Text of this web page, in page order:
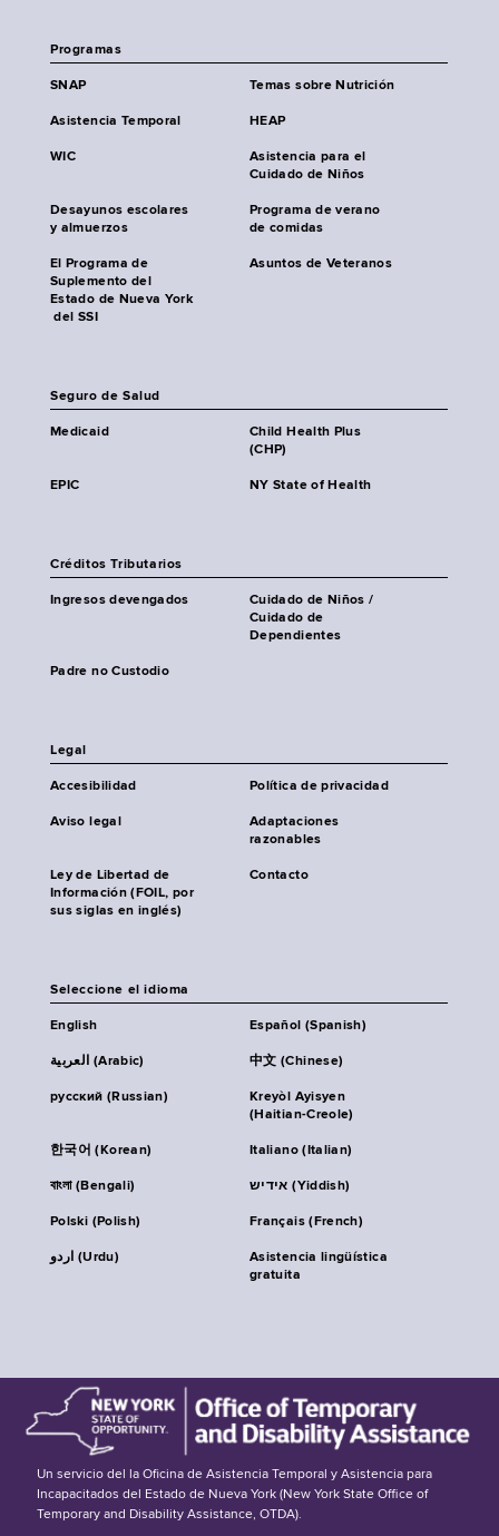
Programas
SNAP Temas sobre Nutrición
Asistencia Temporal HEAP
WIC
Asistencia para el
Cuidado de Niños
Desayunos escolares
y almuerzos
Programa de verano
de comidas
El Programa de
Suplemento del
Estado de Nueva York
del SSI
Asuntos de Veteranos
Seguro de Salud
Medicaid
Child Health Plus
(CHP)
EPIC NY State of Health
Créditos Tributarios
Ingresos devengados
Cuidado de Niños /
Cuidado de
Dependientes
Padre no Custodio
Legal
Accesibilidad Política de privacidad
Aviso legal
Adaptaciones
razonables
Ley de Libertad de
Información (FOIL, por
sus siglas en inglés)
Contacto
Seleccione el idioma
English Español (Spanish)
العربية (Arabic) 中文 (Chinese)
русский (Russian)
Kreyòl Ayisyen
(Haitian-Creole)
한국어 (Korean) Italiano (Italian)
বাংলা (Bengali) אידיש (Yiddish)
Polski (Polish) Français (French)
اردو (Urdu)
Asistencia lingüística
gratuita
Un servicio del la Oficina de Asistencia Temporal y Asistencia para
Incapacitados del Estado de Nueva York (New York State Office of
Temporary and Disability Assistance, OTDA).